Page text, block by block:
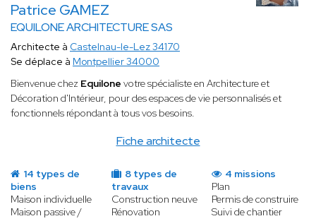
Patrice GAMEZ
EQUILONE ARCHITECTURE SAS
Fiche architecte
Architecte à Castelnau-le-Lez 34170
Se déplace à Montpellier 34000
Bienvenue chez Equilone votre spécialiste en Architecture et
Décoration d'Intérieur, pour des espaces de vie personnalisés et
fonctionnels répondant à tous vos besoins.
14 types de
biens
Maison individuelle
Maison passive /
8 types de
travaux
Construction neuve
Rénovation
4 missions
Plan
Permis de construire
Suivi de chantier